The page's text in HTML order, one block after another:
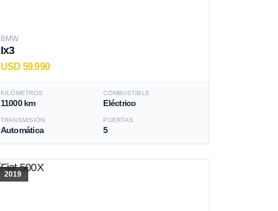
BMW
Ix3
USD 59.990
KILÓMETROS
11000 km
COMBUSTIBLE
Eléctrico
TRANSMISIÓN
Automática
PUERTAS
5
2019